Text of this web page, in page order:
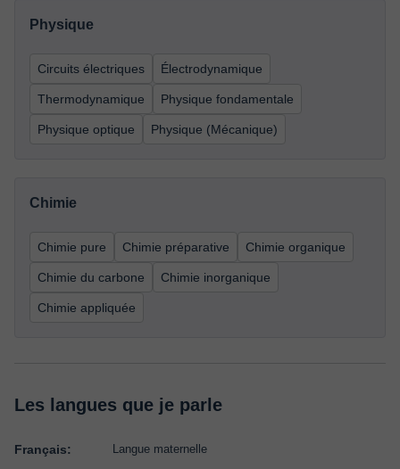
Physique
Circuits électriques Électrodynamique
Thermodynamique Physique fondamentale
Physique optique Physique (Mécanique)
Chimie
Chimie pure Chimie préparative Chimie organique
Chimie du carbone Chimie inorganique
Chimie appliquée
Les langues que je parle
Français: Langue maternelle